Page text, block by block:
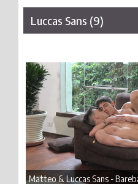
Luccas Sans (9)
Matteo & Luccas Sans -